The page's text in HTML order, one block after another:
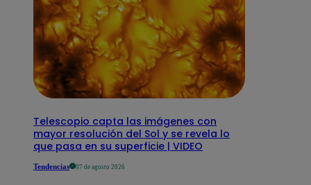
Telescopio capta las imágenes con
mayor resolución del Sol y se revela lo
que pasa en su superficie | VIDEO
Tendencias 07 de agosto 2026